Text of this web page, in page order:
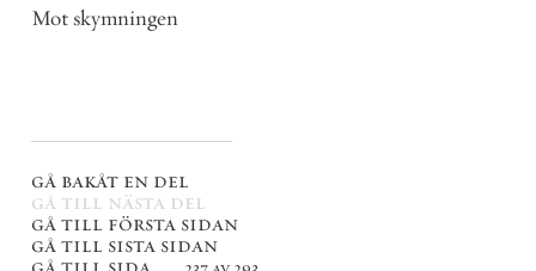
Mot skymningen
gå bakåt en del
gå till nästa del
gå till första sidan
gå till sista sidan